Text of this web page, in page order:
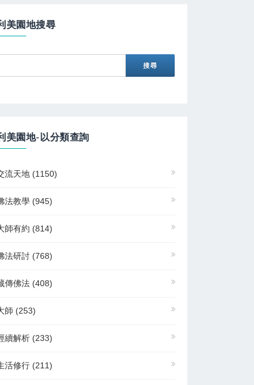
美園地搜尋
美園地-以分類查詢
流天地 (1150)
法教學 (945)
師有約 (814)
法研討 (768)
傳佛法 (408)
師 (253)
續解析 (233)
活修行 (211)